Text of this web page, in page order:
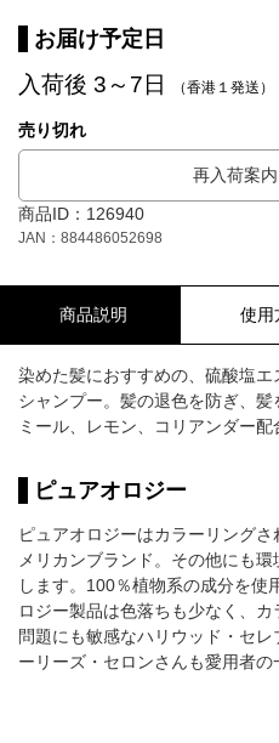
お届け予定日
入荷後 3～7日 （香港１発送）
売り切れ
再入荷案
商品ID：126940
JAN：884486052698
商品説明 使用
染めた髪におすすめの、硫酸塩
シャンプー。髪の退色を防ぎ、
ミール、レモン、コリアンダー配
ピュアオロジー
ピュアオロジーはカラーリング
メリカンブランド。その他にも
します。100％植物系の成分を使
ロジー製品は色落ちも少なく、
問題にも敏感なハリウッド・セ
ーリーズ・セロンさんも愛用者の